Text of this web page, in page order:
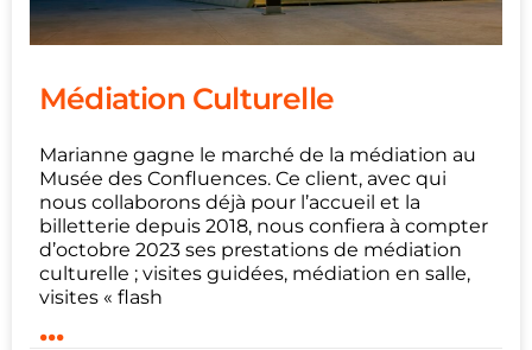
Médiation Culturelle
Marianne gagne le marché de la médiation au
Musée des Confluences. Ce client, avec qui
nous collaborons déjà pour l’accueil et la
billetterie depuis 2018, nous confiera à compter
d’octobre 2023 ses prestations de médiation
culturelle ; visites guidées, médiation en salle,
visites « flash
...